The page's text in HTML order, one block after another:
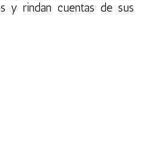
y rindan cuentas de sus